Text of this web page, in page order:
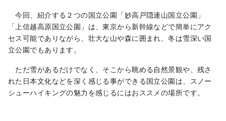
今回、紹介する２つの国立公園「妙高戸隠連山国立公園」
「上信越高原国立公園」は、東京から新幹線などで簡単にアク
セス可能でありながら、壮大な山や森に囲まれ、冬は雪深い国
立公園でもあります。
ただ雪があるだけでなく、そこから眺める自然景観や、残さ
れた日本文化などを深く感じる事ができる国立公園は、スノー
シューハイキングの魅力を感じるにはおススメの場所です。